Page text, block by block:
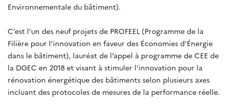
Environnementale du bâtiment).
C’est l’un des neuf projets de PROFEEL (Programme de la
Filière pour l’innovation en faveur des Économies d’Énergie
dans le bâtiment), lauréat de l’appel à programme de CEE de
la DGEC en 2018 et visant à stimuler l'innovation pour la
rénovation énergétique des bâtiments selon plusieurs axes
incluant des protocoles de mesures de la performance réelle.